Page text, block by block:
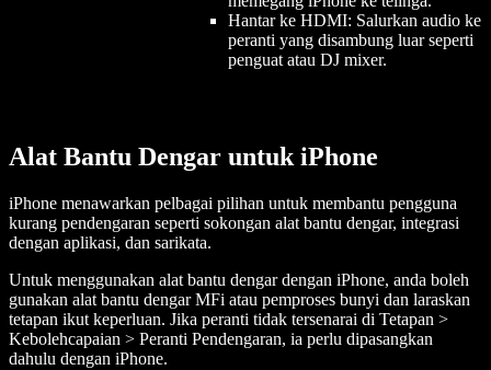
Hantar ke HDMI: Salurkan audio ke
peranti yang disambung luar seperti
penguat atau DJ mixer.
Alat Bantu Dengar untuk iPhone
iPhone menawarkan pelbagai pilihan untuk membantu pengguna
kurang pendengaran seperti sokongan alat bantu dengar, integrasi
dengan aplikasi, dan sarikata.
Untuk menggunakan alat bantu dengar dengan iPhone, anda boleh
gunakan alat bantu dengar MFi atau pemproses bunyi dan laraskan
tetapan ikut keperluan. Jika peranti tidak tersenarai di Tetapan >
Kebolehcapaian > Peranti Pendengaran, ia perlu dipasangkan
dahulu dengan iPhone.